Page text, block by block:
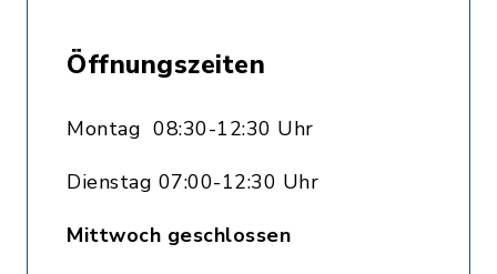
Öffnungszeiten
Montag 08:30-12:30 Uhr
Dienstag 07:00-12:30 Uhr
Mittwoch geschlossen